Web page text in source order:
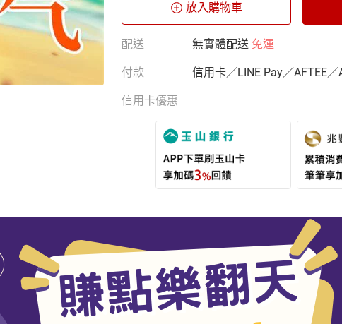
放入購物車
配送 無實體配送 免運
付款 信用卡／LINE Pay／AFTEE／
信用卡優惠